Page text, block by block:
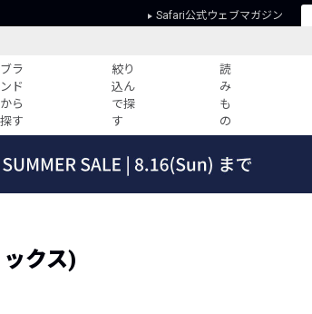
Safari公式ウェブマガジン
ブラ
ンド
から
探す
絞り
込ん
で探
す
読
み
も
の
の記事
介
なコーデ TOP20
クス)